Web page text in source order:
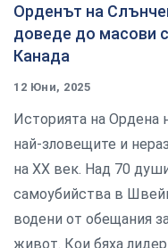
Орденът на
доведе до масови
Канада
12 Юни, 2025
Историята на Орденa
най-зловещите и
на XX век. Над 70
самоубийства в
водени от обещания
живот. Кои бяха